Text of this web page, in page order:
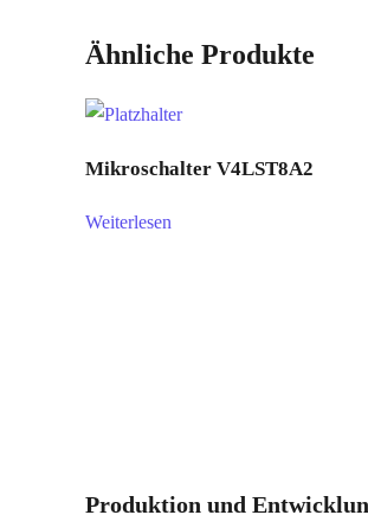
Ähnliche Produkte
Mikroschalter V4LST8A2
Weiterlesen
Produktion und